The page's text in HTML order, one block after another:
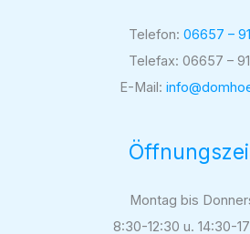
Telefon: 06657 –
Telefax: 06657 –
E-Mail:
Montag bis
8:30-12:30 u. 14:30-